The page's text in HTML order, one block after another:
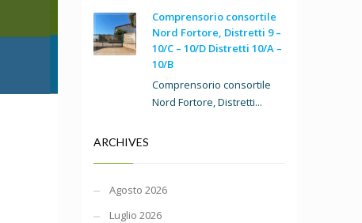
Comprensorio consortile
Nord Fortore, Distretti 9 –
10/C – 10/D Distretti 10/A –
10/B
Comprensorio consortile
Nord Fortore, Distretti...
ARCHIVES
Agosto 2026
Luglio 2026